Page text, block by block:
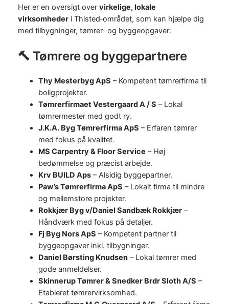
Her er en oversigt over virkelige, lokale
virksomhederi Thisted‑området, som kan hjælpe dig
med tilbygninger, tømrer‑ og byggeopgaver:
🔨 Tømrere og byggepartnere
Thy Mesterbyg ApS – Kompetent tømrerfirma til
boligprojekter.
Tømrerfirmaet Vestergaard A / S – Lokal
tømrermester med godt ry.
J.K.A. Byg Tømrerfirma ApS – Erfaren tømrer
med fokus på kvalitet.
MS Carpentry & Floor Service – Høj
bedømmelse og præcist arbejde.
Krv BUILD Aps– Alsidig byggepartner.
Paw’s Tømrerfirma ApS – Lokalt firma til mindre
og mellemstore projekter.
Rokkjær Byg v/Daniel Sandbæk Rokkjær–
Håndværk med fokus på detaljer.
Fj Byg Nors ApS – Kompetent partner til
byggeopgaver inkl. tilbygninger.
Daniel Børsting Knudsen– Lokal tømrer med
gode anmeldelser.
Skinnerup Tømrer & Snedker Brdr Sloth A/S –
Etableret tømrervirksomhed.